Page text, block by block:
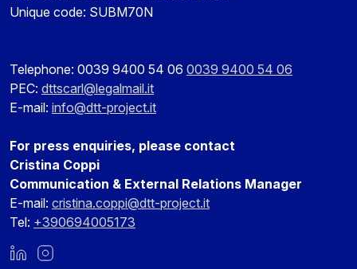
Unique code: SUBM70N
Telephone: 0039 9400 54 06 0039 9400 54 06
PEC: dttscarl@legalmail.it
E-mail: info@dtt-project.it
For press enquiries, please contact
Cristina Coppi
Communication & External Relations Manager
E-mail: cristina.coppi@dtt-project.it
Tel: +390694005173
LinkedInInstagram